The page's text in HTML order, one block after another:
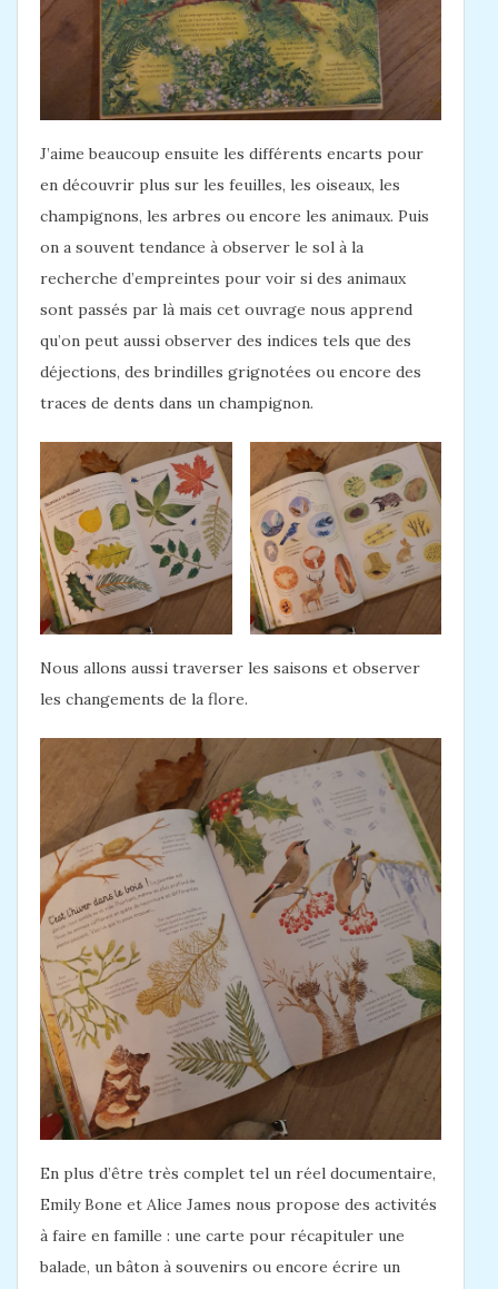
J’aime beaucoup ensuite les différents encarts pour
en découvrir plus sur les feuilles, les oiseaux, les
champignons, les arbres ou encore les animaux. Puis
on a souvent tendance à observer le sol à la
recherche d’empreintes pour voir si des animaux
sont passés par là mais cet ouvrage nous apprend
qu’on peut aussi observer des indices tels que des
déjections, des brindilles grignotées ou encore des
traces de dents dans un champignon.
Nous allons aussi traverser les saisons et observer
les changements de la flore.
En plus d’être très complet tel un réel documentaire,
Emily Bone et Alice James nous propose des activités
à faire en famille : une carte pour récapituler une
balade, un bâton à souvenirs ou encore écrire un